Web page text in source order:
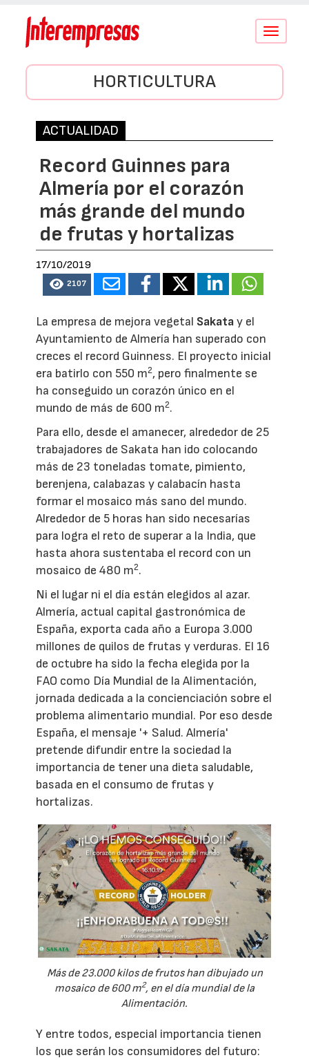
Conmutar
HORTICULTURA
ACTUALIDAD
Record Guinnes para
Almería por el corazón
más grande del mundo
de frutas y hortalizas
17/10/2019
2107
La empresa de mejora vegetal Sakatay el
Ayuntamiento de Almería han superado con
creces el record Guinness. El proyecto inicial
era batirlo con 550 m2, pero finalmente se
ha conseguido un corazón único en el
mundo de más de 600 m2.
Para ello, desde el amanecer, alrededor de 25
trabajadores de Sakata han ido colocando
más de 23 toneladas tomate, pimiento,
berenjena, calabazas y calabacín hasta
formar el mosaico más sano del mundo.
Alrededor de 5 horas han sido necesarías
para logra el reto de superar a la India, que
hasta ahora sustentaba el record con un
mosaico de 480 m2.
Ni el lugar ni el día están elegidos al azar.
Almería, actual capital gastronómica de
España, exporta cada año a Europa 3.000
millones de quilos de frutas y verduras. El 16
de octubre ha sido la fecha elegida por la
FAO como Día Mundial de la Alimentación,
jornada dedicada a la concienciación sobre el
problema alimentario mundial. Por eso desde
España, el mensaje '+ Salud. Almería'
pretende difundir entre la sociedad la
importancia de tener una dieta saludable,
basada en el consumo de frutas y
hortalizas.
Más de 23.000 kilos de frutos han dibujado un
mosaico de 600 m2, en el día mundial de la
Alimentación.
Y entre todos, especial importancia tienen
los que serán los consumidores del futuro: